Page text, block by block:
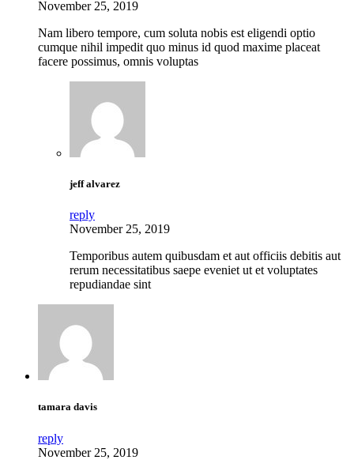
November 25, 2019
Nam libero tempore, cum soluta nobis est eligendi optio
cumque nihil impedit quo minus id quod maxime placeat
facere possimus, omnis voluptas
jeff alvarez
reply
November 25, 2019
Temporibus autem quibusdam et aut officiis debitis aut
rerum necessitatibus saepe eveniet ut et voluptates
repudiandae sint
tamara davis
reply
November 25, 2019